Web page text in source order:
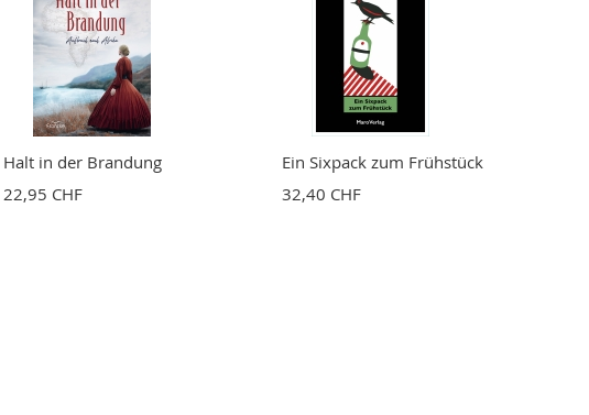
Halt in der Brandung
22,95 CHF
Ein Sixpack zum Frühstück
32,40 CHF